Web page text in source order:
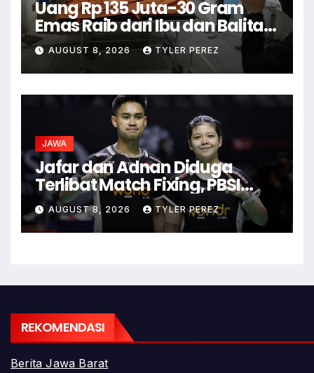
Uang Rp 135 Juta-30 Gram
Emas Raib dari Ibu dan Balita
yang Tewas di Landak
AUGUST 8, 2026 TYLER PEREZ
JAWA
Jafar dan Adnan Diduga
Terlibat Match Fixing, PBSI
Langsung Ubah Komposisi
Ganda Campuran
AUGUST 8, 2026 TYLER PEREZ
REKOMENDASI
Berita Jawa Barat